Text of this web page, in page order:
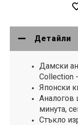
Детайли
Дамски
Collection
Японски
Аналогов
минута,
Стъкло